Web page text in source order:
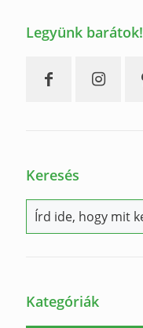
Legyünk barátok!
Keresés
Kategóriák